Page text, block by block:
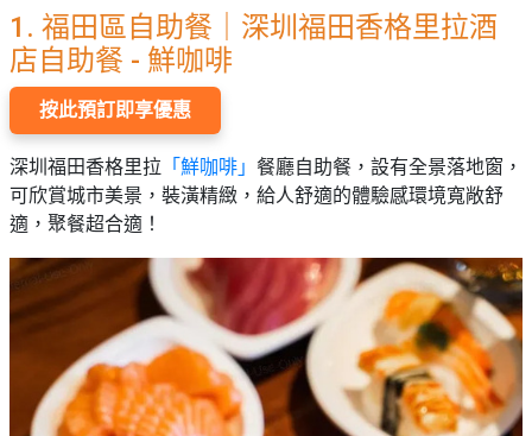
玩
樂
遊
艇
出
租
散
水
餅
#18
區
美
1. 福田區自助餐｜深圳福田香格里拉酒
店自助餐 - 鮮咖啡
按此預訂即享優惠
深圳福田香格里拉 「鮮咖啡」 餐廳自助餐，設有全景落地窗，
可欣賞城市美景，裝潢精緻，給人舒適的體驗感環境寬敞舒
適，聚餐超合適！​